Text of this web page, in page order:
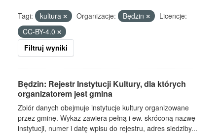
Tagi: kultura Organizacje: Będzin
Licencje:
CC-BY-4.0
Filtruj wyniki
Będzin: Rejestr Instytucji Kultury, dla których
organizatorem jest gmina
Zbiór danych obejmuje instytucje kultury organizowane
przez gminę. Wykaz zawiera pełną i ew. skróconą nazwę
instytucji, numer i datę wpisu do rejestru, adres siedziby...